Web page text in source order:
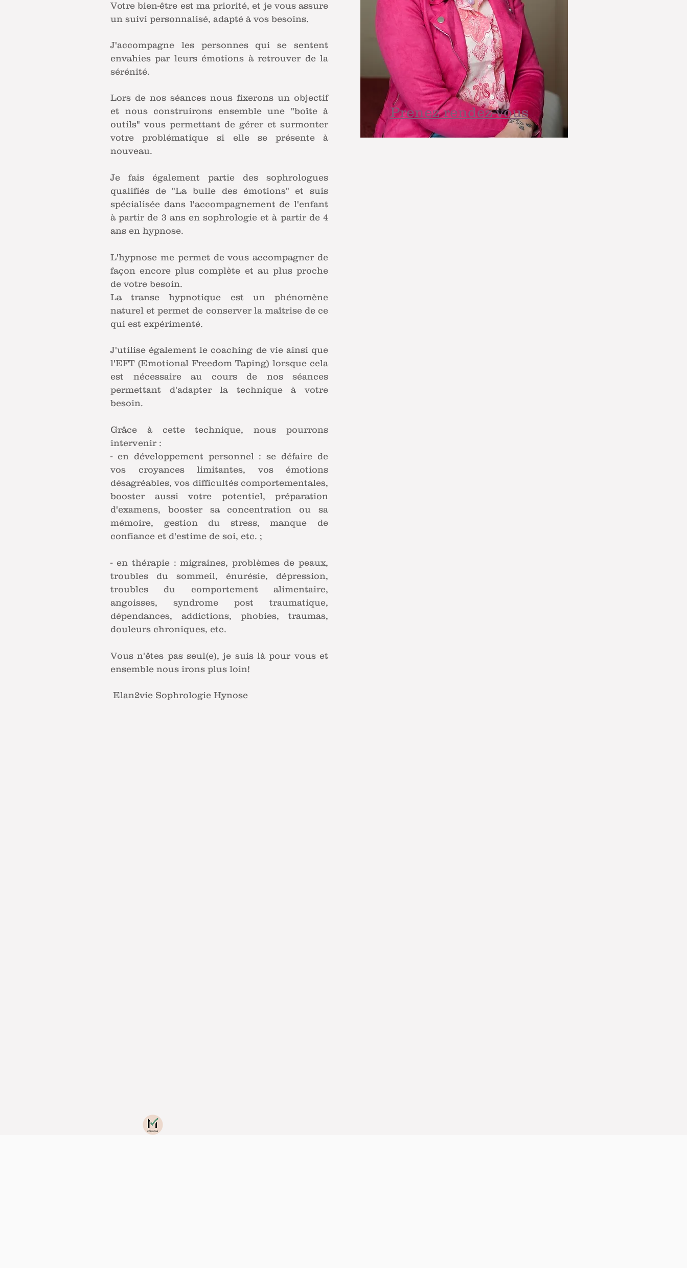
Votre bien-être est ma priorité, et je vous assure
un suivi personnalisé, adapté à vos besoins.
J'accompagne les personnes qui se sentent
envahies par leurs émotions à retrouver de la
sérénité.
Lors de nos séances nous fixerons un objectif
et nous construirons ensemble une "boîte à
outils" vous permettant de gérer et surmonter
votre problématique si elle se présente à
nouveau.
Je fais également partie des sophrologues
qualifiés de "La bulle des émotions" et suis
spécialisée dans l'accompagnement de l'enfant
à partir de 3 ans en sophrologie et à partir de 4
ans en hypnose.
L'hypnose me permet de vous accompagner de
façon encore plus complète et au plus proche
de votre besoin.
La transe hypnotique est un phénomène
naturel et permet de conserver la maîtrise de ce
qui est expérimenté.
J'utilise également le coaching de vie ainsi que
l'EFT (Emotional Freedom Taping) lorsque cela
est nécessaire au cours de nos séances
permettant d'adapter la technique à votre
besoin.
Grâce à cette technique, nous pourrons
intervenir :
- en développement personnel : se défaire de
vos croyances limitantes, vos émotions
désagréables, vos difficultés comportementales,
booster aussi votre potentiel, préparation
d'examens, booster sa concentration ou sa
mémoire, gestion du stress, manque de
confiance et d'estime de soi, etc. ;
- en thérapie : migraines, problèmes de peaux,
troubles du sommeil, énurésie, dépression,
troubles du comportement alimentaire,
angoisses, syndrome post traumatique,
dépendances, addictions, phobies, traumas,
douleurs chroniques, etc.
Vous n'êtes pas seul(e), je suis là pour vous et
ensemble nous irons plus loin!
Elan2vie Sophrologie Hynose
Prenez rendez-vous